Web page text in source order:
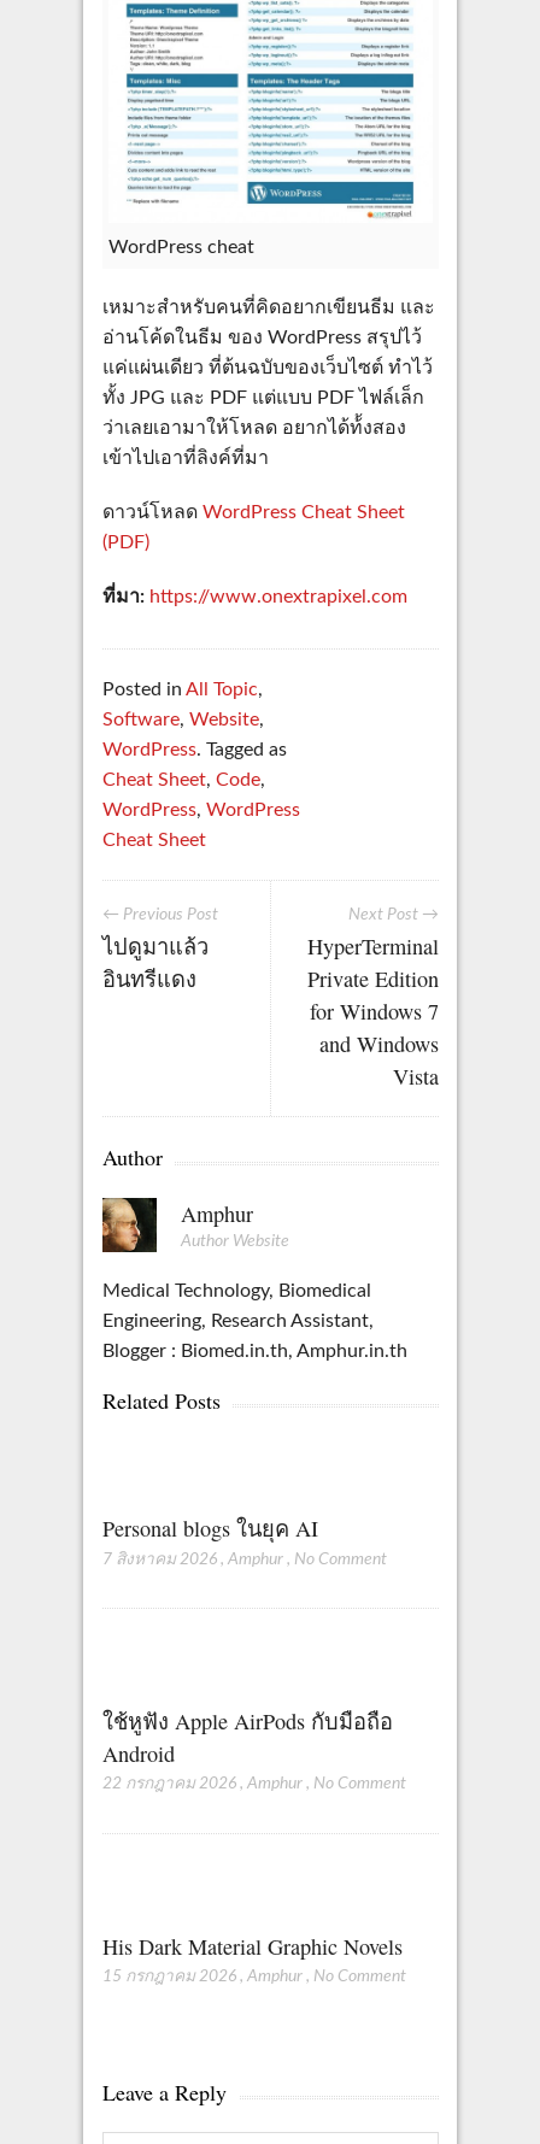
WordPress cheat
เหมาะสำหรับคนที่คิดอยากเขียนธีม และ
อ่านโค้ดในธีม ของ WordPress สรุปไว้
แค่แผ่นเดียว ที่ต้นฉบับของเว็บไซต์ ทำไว้
ทั้ง JPG และ PDF แต่แบบ PDF ไฟล์เล็ก
ว่าเลยเอามาให้โหลด อยากได้ท้้งสอง
เข้าไปเอาที่ลิงค์ที่มา
ดาวน์โหลด WordPress Cheat Sheet
(PDF)
ที่มา: https://www.onextrapixel.com
Posted in All Topic,
Software, Website,
WordPress. Tagged as
Cheat Sheet, Code,
WordPress, WordPress
Cheat Sheet
Next Post →
HyperTerminal
Private Edition
for Windows 7
and Windows
Vista
← Previous Post
ไปดูมาแล้ว
อินทรีแดง
Author
Amphur
Author Website
Medical Technology, Biomedical
Engineering, Research Assistant,
Blogger : Biomed.in.th, Amphur.in.th
Related Posts
Personal blogs ในยุค AI
7 สิงหาคม 2026 , Amphur , No Comment
ใช้หูฟัง Apple AirPods กับมือถือ
Android
22 กรกฎาคม 2026 , Amphur , No Comment
His Dark Material Graphic Novels
15 กรกฎาคม 2026 , Amphur , No Comment
Leave a Reply